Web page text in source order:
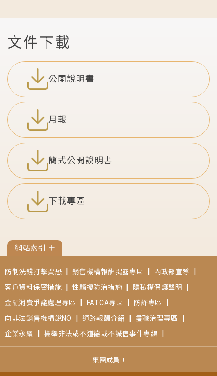
文件下載 |
公開說明書
月報
簡式公開說明書
下載專區
網站索引 ＋
防制洗錢打擊資恐 銷售機構報酬揭露專區
內政部宣導
客戶資料保密措施
性騷擾防治措施
隱私權保護聲明
金融消費爭議處理專區
FATCA專區
防詐專區
向非法銷售機構說NO
通路報酬介紹
盡職治理專區
企業永續
檢舉非法或不道德或不誠信事件專線
集團成員 +